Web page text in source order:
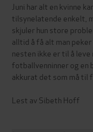
Juni har alt en kvinne
tilsynelatende enkelt,
skjuler hun store
alltid å få alt man
nesten ikke er til å
fotballvenninner og en
akkurat det som må til